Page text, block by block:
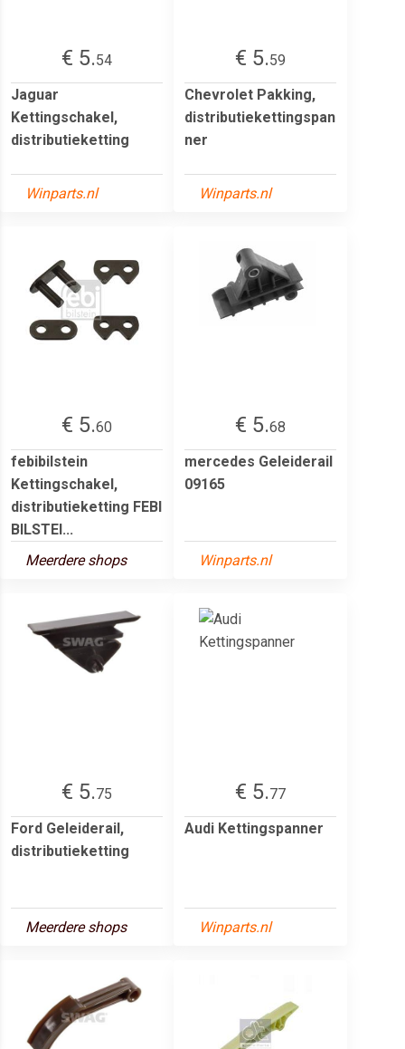
€ 5.54
Jaguar
Kettingschakel,
distributieketting
Winparts.nl
€ 5.59
Chevrolet Pakking,
distributiekettingspan
ner
Winparts.nl
€ 5.60
febibilstein
Kettingschakel,
distributieketting FEBI
BILSTEI...
Meerdere shops
€ 5.68
mercedes Geleiderail
09165
Winparts.nl
€ 5.75
Ford Geleiderail,
distributieketting
Meerdere shops
€ 5.77
Audi Kettingspanner
Winparts.nl